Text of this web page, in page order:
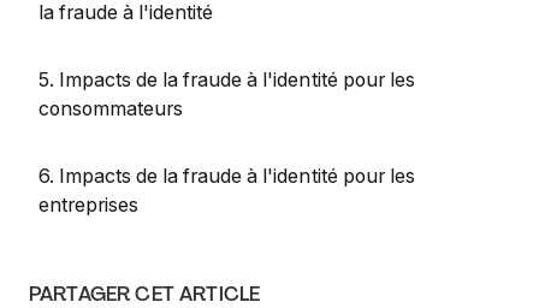
la fraude à l'identité
5. Impacts de la fraude à l'identité pour les
consommateurs
6. Impacts de la fraude à l'identité pour les
entreprises
PARTAGER CET ARTICLE